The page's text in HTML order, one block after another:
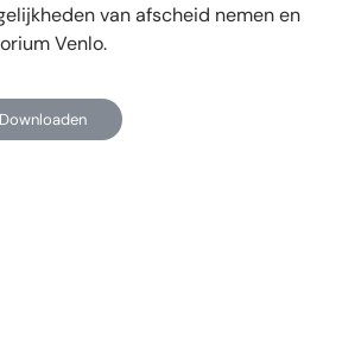
van afscheid nemen en
Venlo.
Downloaden